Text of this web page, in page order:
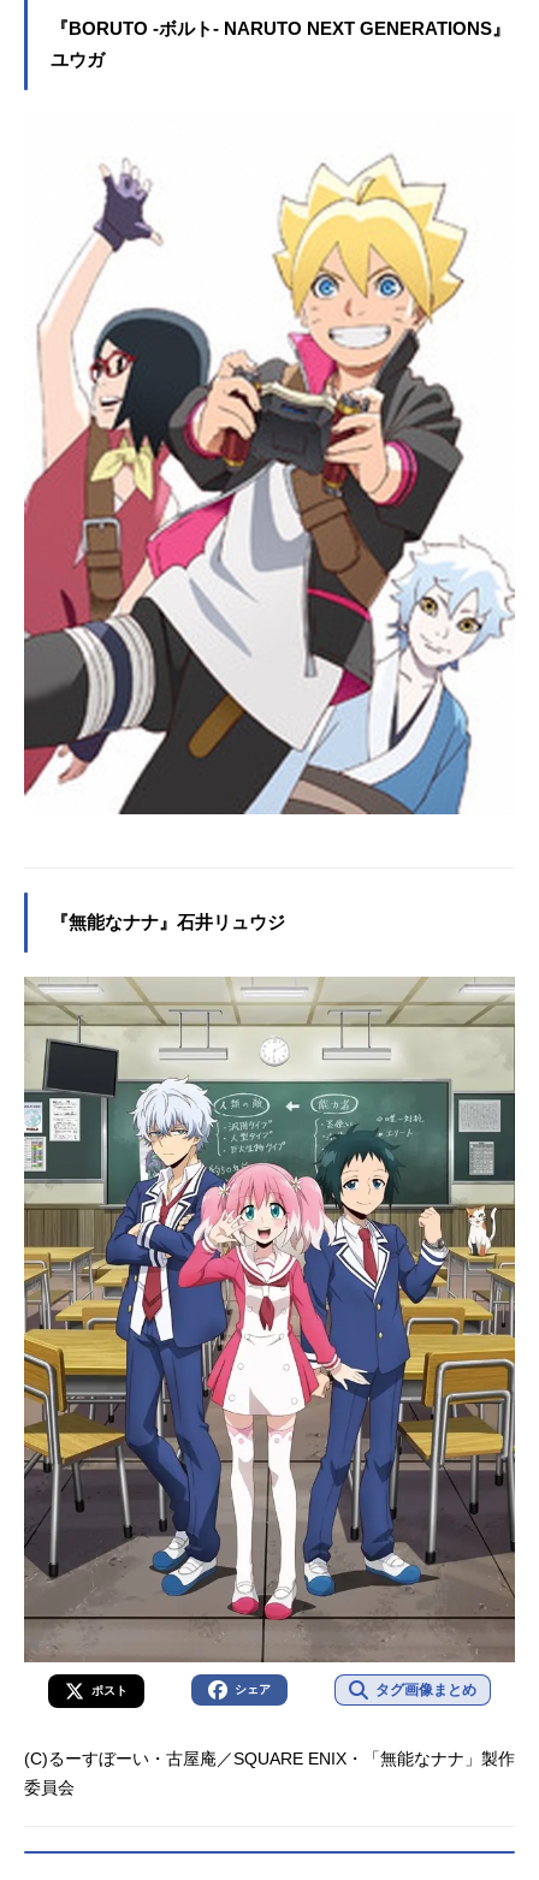
『BORUTO -ボルト- NARUTO NEXT GENERATIONS』
ユウガ
『無能なナナ』石井リュウジ
ポスト シェア タグ画像まとめ
(C)るーすぼーい・古屋庵／SQUARE ENIX・「無能なナナ」製作
委員会